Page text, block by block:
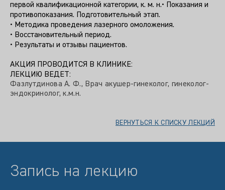
первой квалификационной категории, к. м. н.• Показания и
противопоказания. Подготовительный этап.
• Методика проведения лазерного омоложения.
• Восстановительный период.
• Результаты и отзывы пациентов.
АКЦИЯ ПРОВОДИТСЯ В КЛИНИКЕ:
ЛЕКЦИЮ ВЕДЕТ:
Фазлутдинова А. Ф., Врач акушер-гинеколог, гинеколог-
эндокринолог, к.м.н.
ВЕРНУТЬСЯ К СПИСКУ ЛЕКЦИЙ
Запись на лекцию